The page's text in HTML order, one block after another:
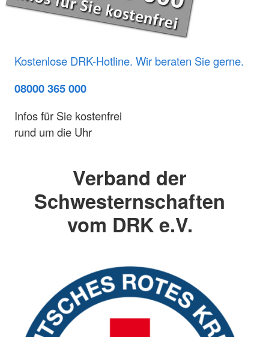
Kostenlose DRK-Hotline. Wir beraten Sie gerne.
08000 365 000
Infos für Sie kostenfrei
rund um die Uhr
Verband der
Schwesternschaften
vom DRK e.V.